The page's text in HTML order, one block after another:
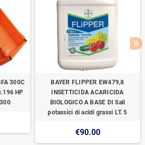
300C
HP
BAYER FLIPPER EW479,8
INSETTICIDA ACARICIDA
BIOLOGICO A BASE DI Sali
potassici di acidi grassi LT. 5
€90.00